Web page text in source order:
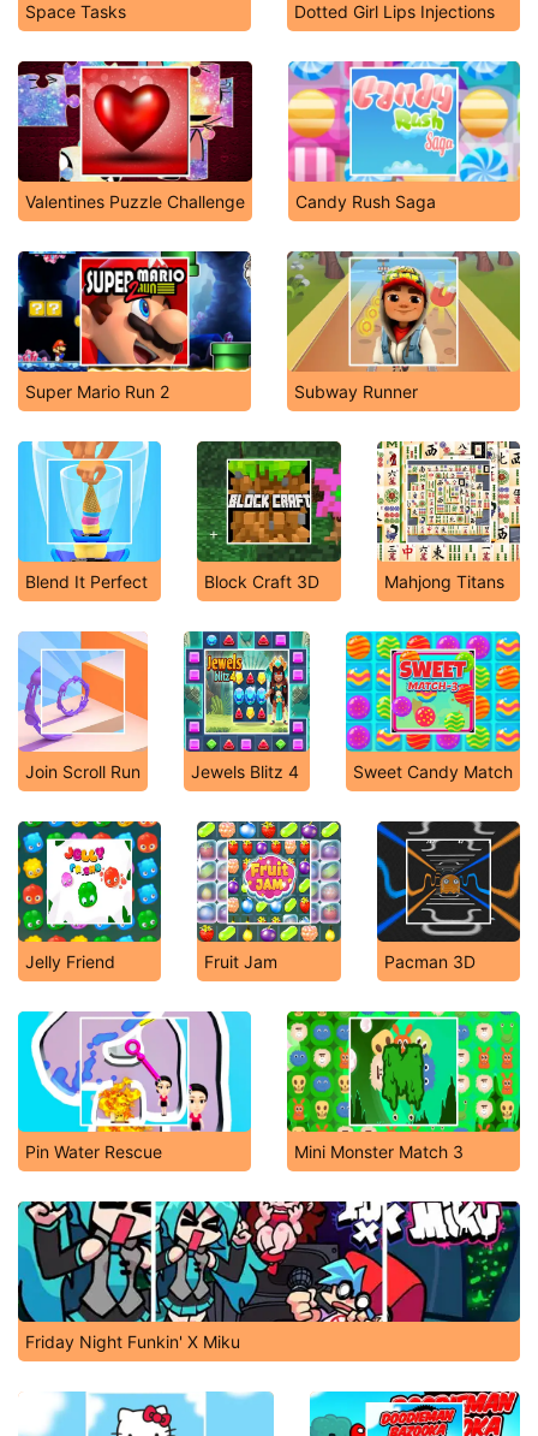
Space Tasks Dotted Girl Lips Injections
Valentines Puzzle Challenge Candy Rush Saga
Super Mario Run 2 Subway Runner
Blend It Perfect Block Craft 3D Mahjong Titans
Join Scroll Run Jewels Blitz 4 Sweet Candy Match
Jelly Friend Fruit Jam Pacman 3D
Pin Water Rescue Mini Monster Match 3
Friday Night Funkin' X Miku